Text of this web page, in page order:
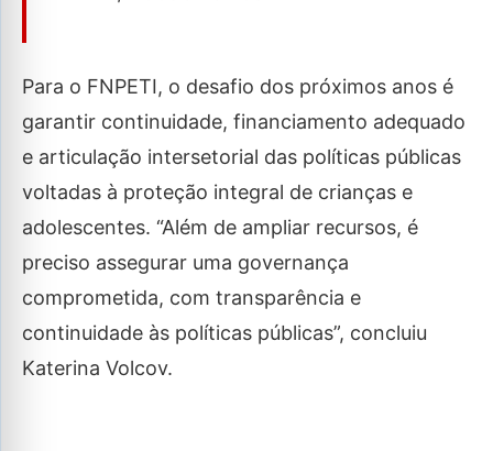
Para o FNPETI, o desafio dos próximos anos é
garantir continuidade, financiamento adequado
e articulação intersetorial das políticas públicas
voltadas à proteção integral de crianças e
adolescentes. “Além de ampliar recursos, é
preciso assegurar uma governança
comprometida, com transparência e
continuidade às políticas públicas”, concluiu
Katerina Volcov.